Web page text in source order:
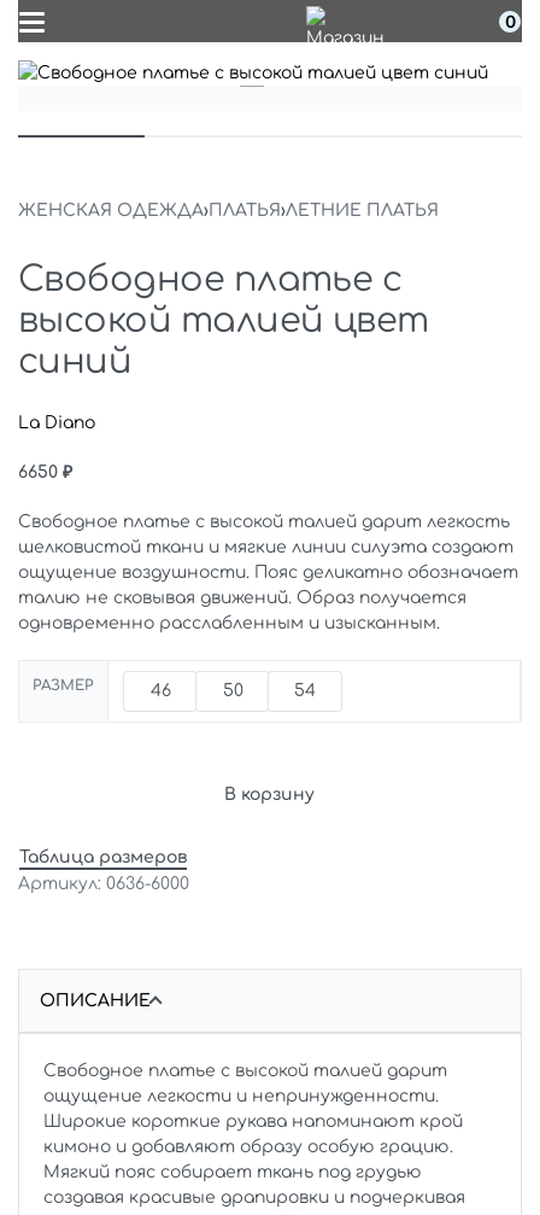
0
ЖЕНСКАЯ ОДЕЖДА›ПЛАТЬЯ›ЛЕТНИЕ ПЛАТЬЯ
Свободное платье с
высокой талией цвет
синий
La Diano
6650 ₽
Свободное платье с высокой талией дарит легкость
шелковистой ткани и мягкие линии силуэта создают
ощущение воздушности. Пояс деликатно обозначает
талию не сковывая движений. Образ получается
одновременно расслабленным и изысканным.
РАЗМЕР 46 50 54
В корзину
Таблица размеров
0636-6000
ОПИСАНИЕ
Свободное платье с высокой талией дарит
ощущение легкости и непринужденности.
Широкие короткие рукава напоминают крой
кимоно и добавляют образу особую грацию.
Мягкий пояс собирает ткань под грудью
создавая красивые драпировки и подчеркивая